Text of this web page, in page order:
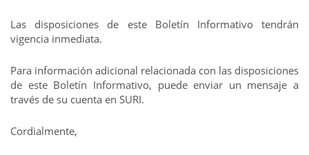
Las disposiciones de este Boletín Informativo tendrán
vigencia inmediata.
Para información adicional relacionada con las disposiciones
de este Boletín Informativo, puede enviar un mensaje a
través de su cuenta en SURI.
Cordialmente,